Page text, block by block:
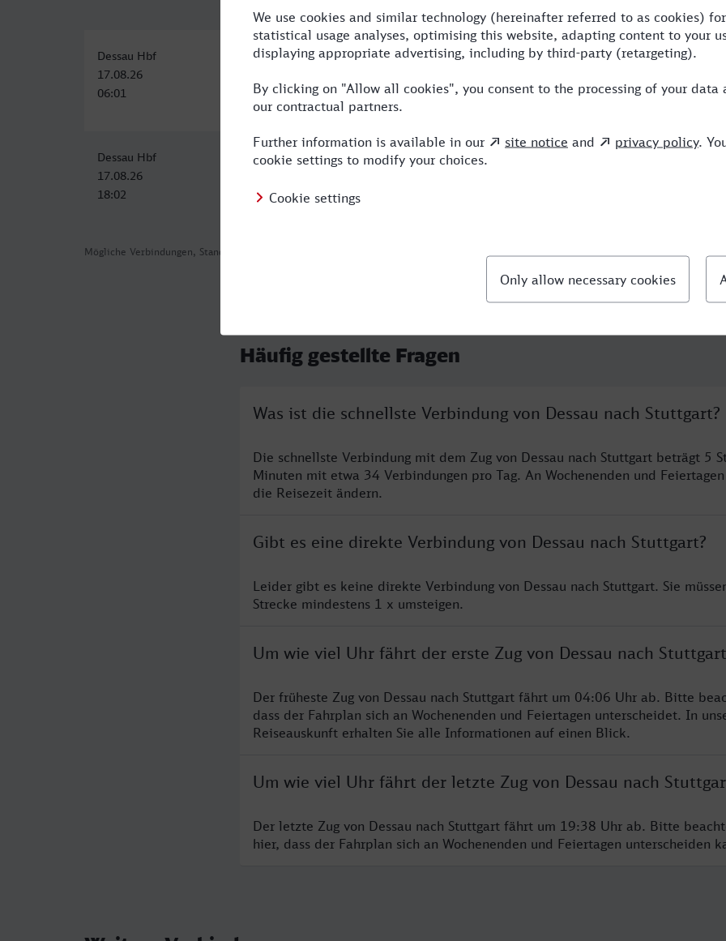
Mögliche Verbindungen, Stand: 2026-08-03 02:28
Dessau Hbf
17.08.26
06:01
Stuttgart Hbf
11:11
5:10 1 RE,ICE
Dessau Hbf
17.08.26
18:02
Stuttgart Hbf
23:11
5:09 1
Häufig gestellte Fragen
Was ist die schnellste Verbindung von Dessau nach Stuttgart?
Die schnellste Verbindung mit dem Zug von Dessau nach Stuttgart beträgt 5
Minuten mit etwa 34 Verbindungen pro Tag. An Wochenenden und
die Reisezeit ändern.
Gibt es eine direkte Verbindung von Dessau nach Stuttgart?
Leider gibt es keine direkte Verbindung von Dessau nach Stuttgart. Sie
Strecke mindestens 1 x umsteigen.
Um wie viel Uhr fährt der erste Zug von Dessau nach
Der früheste Zug von Dessau nach Stuttgart fährt um 04:06 Uhr ab. Bitte
dass der Fahrplan sich an Wochenenden und Feiertagen unterscheidet. In
Reiseauskunft erhalten Sie alle Informationen auf einen Blick.
Um wie viel Uhr fährt der letzte Zug von Dessau nach
Der letzte Zug von Dessau nach Stuttgart fährt um 19:38 Uhr ab. Bitte
hier, dass der Fahrplan sich an Wochenenden und Feiertagen unterscheiden